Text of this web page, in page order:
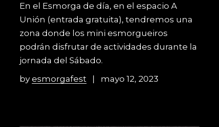
En el Esmorga de día, en el espacio A
Unión (entrada gratuita), tendremos una
zona donde los mini esmorgueiros
podrán disfrutar de actividades durante la
jornada del Sábado.
byesmorgafest mayo 12, 2023